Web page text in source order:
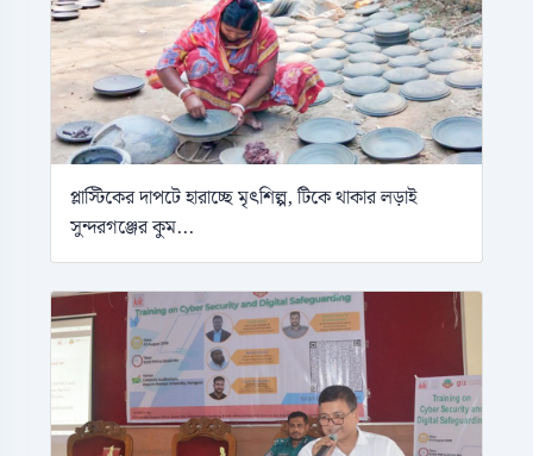
প্লাস্টিকের দাপটে হারাচ্ছে মৃৎশিল্প, টিকে থাকার লড়াই
সুন্দরগঞ্জের কুম...